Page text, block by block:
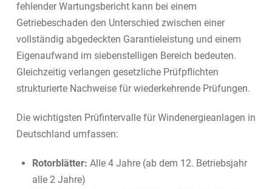
fehlender Wartungsbericht kann bei einem
Getriebeschaden den Unterschied zwischen einer
vollständig abgedeckten Garantieleistung und einem
Eigenaufwand im siebenstelligen Bereich bedeuten.
Gleichzeitig verlangen gesetzliche Prüfpflichten
strukturierte Nachweise für wiederkehrende Prüfungen.
Die wichtigsten Prüfintervalle für Windenergieanlagen in
Deutschland umfassen:
Rotorblätter: Alle 4 Jahre (ab dem 12. Betriebsjahr
alle 2 Jahre)